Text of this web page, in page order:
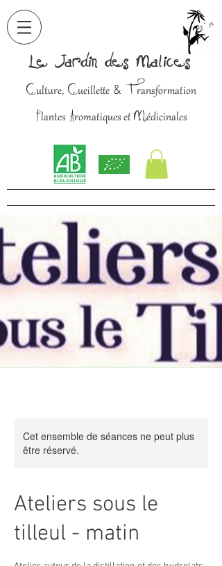
Le Jardin des Malices
Culture, Cueillette & Transformation
Plantes Aromatiques etMédicinales
Cet ensemble de séances ne peut plus
être réservé.
Ateliers sous le
tilleul - matin